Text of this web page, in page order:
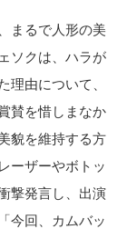
まるで人形の美
ソクは、ハラが
理由について、
賛を惜しまなか
貌を維持する方
ーザーやボトッ
撃発言し、出演
今回、カムバッ